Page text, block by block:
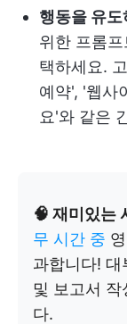
행동을 유
위한 프롬
택하세요.
예약', '웹사
요'와 같은
🧠 재미있는
무 시간 중
과합니다! 대
및 보고서
다.